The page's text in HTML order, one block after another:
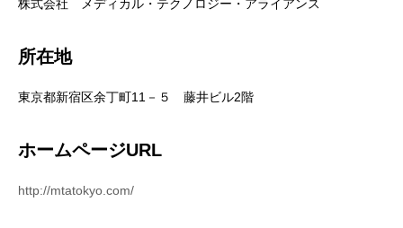
株式会社 メディカル・テクノロジー・アライアンス
所在地
東京都新宿区余丁町11－５ 藤井ビル2階
ホームページURL
http://mtatokyo.com/